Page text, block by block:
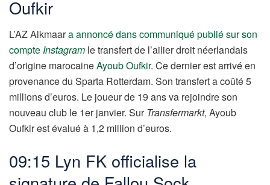
Oufkir
L’AZ Alkmaara annoncé dans communiqué publié sur son
compteInstagram le transfert de l’ailier droit néerlandais
d’origine marocaineAyoub Oufkir. Ce dernier est arrivé en
provenance du Sparta Rotterdam. Son transfert a coûté 5
millions d’euros. Le joueur de 19 ans va rejoindre son
nouveau club le 1er janvier. Sur Transfermarkt, Ayoub
Oufkir est évalué à 1,2 million d’euros.
09:15 Lyn FK officialise la